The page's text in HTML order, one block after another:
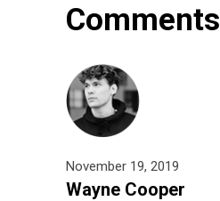
Comments
November 19, 2019
Wayne Cooper